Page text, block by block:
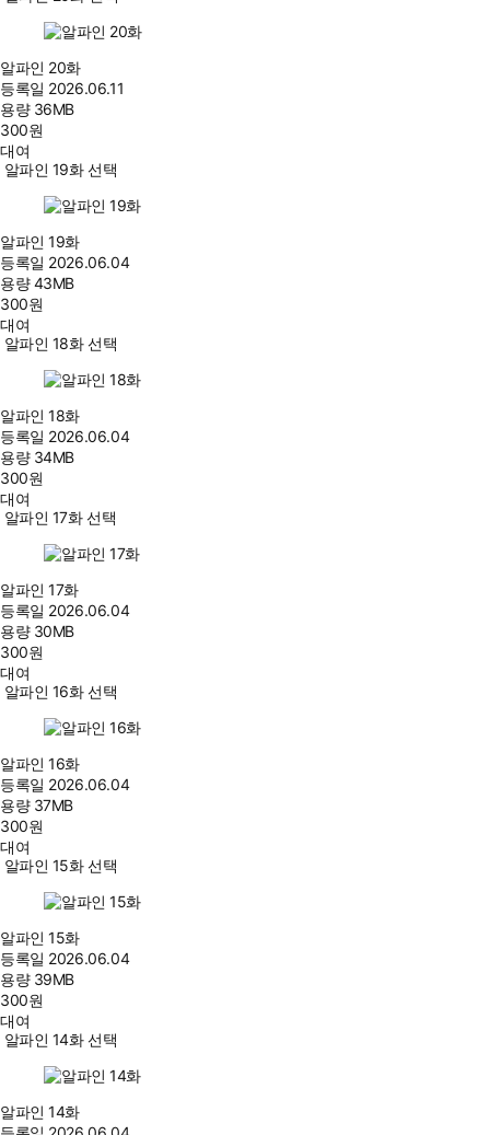
알파인 20화
등록일 2026.06.11
용량 36MB
300원
대여
알파인 19화 선택
알파인 19화
등록일 2026.06.04
용량43MB
300원
대여
알파인 18화 선택
알파인 18화
등록일 2026.06.04
용량 34MB
300원
대여
알파인 17화 선택
알파인 17화
등록일 2026.06.04
용량 30MB
300원
대여
알파인 16화 선택
알파인 16화
등록일 2026.06.04
용량 37MB
300원
대여
알파인 15화 선택
알파인 15화
등록일 2026.06.04
용량 39MB
300원
대여
알파인 14화 선택
알파인 14화